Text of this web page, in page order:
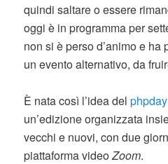
quindi saltare o essere
oggi è in programma per
non si è perso d’animo e
un evento alternativo, da
È nata così l’idea del
un’edizione organizzata
vecchi e nuovi, con due
piattaforma videoZoom.